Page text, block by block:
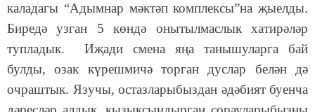
каладагы “Адымнар мәктәп комплексы”на җыелды.
Биредә узган 5 көндә онытылмаслык хатирәләр
тупладык. Иҗади смена яңа танышуларга бай
булды, озак күрешмичә торган дуслар белән дә
очраштык. Язучы, остазларыбыздан әдәбият буенча